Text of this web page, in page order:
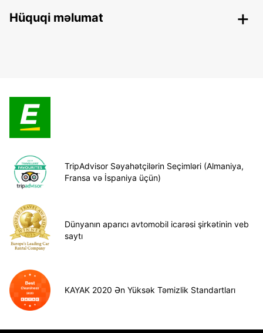
Hüquqi məlumat
TripAdvisor Səyahətçilərin Seçimləri (Almaniya,
Fransa və İspaniya üçün)
Dünyanın aparıcı avtomobil icarəsi şirkətinin veb
saytı
KAYAK 2020 Ən Yüksək Təmizlik Standartları